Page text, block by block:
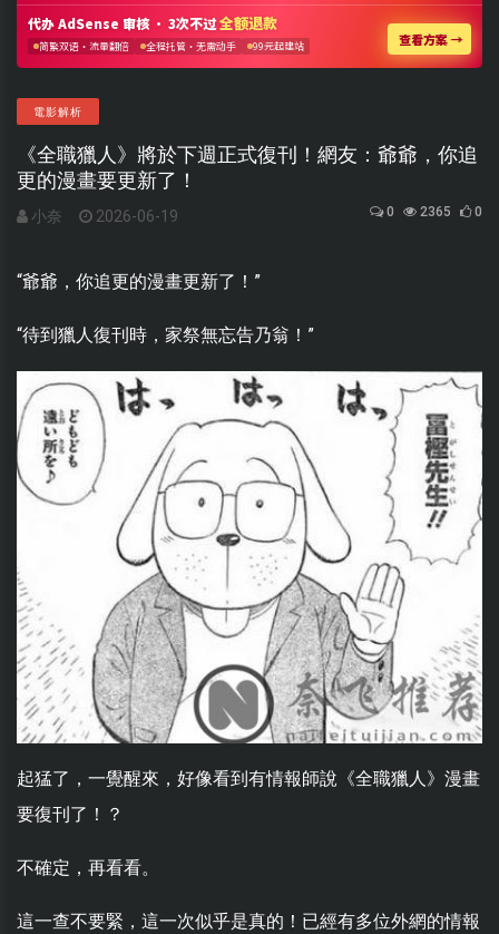
電影解析
《全職獵人》將於下週正式復刊！網友：爺爺，你追
更的漫畫要更新了！
小奈 2026-06-19 0 2365 0
“爺爺，你追更的漫畫更新了！”
“待到獵人復刊時，家祭無忘告乃翁！”
起猛了，一覺醒來，好像看到有情報師說《全職獵人》漫畫
要復刊了！？
不確定，再看看。
這一查不要緊，這一次似乎是真的！已經有多位外網的情報